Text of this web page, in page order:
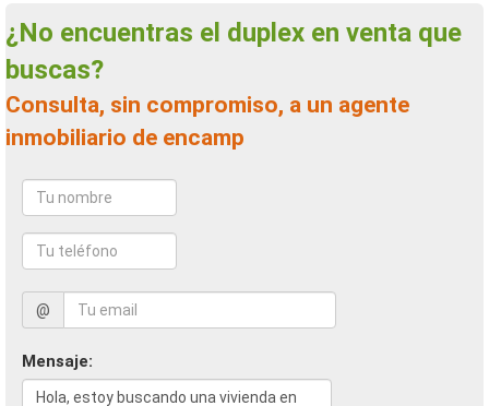
¿No encuentras el duplex en venta que
buscas?
Consulta, sin compromiso, a un agente
inmobiliario de encamp
@
Mensaje: